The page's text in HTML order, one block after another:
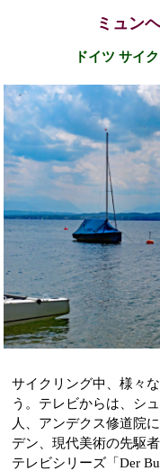
ミュン
ドイツ サイ
サイクリング中、様々
う。テレビからは、シ
人、アンデクス修道院
デン、現代美術の先駆
テレビシリーズ「Der